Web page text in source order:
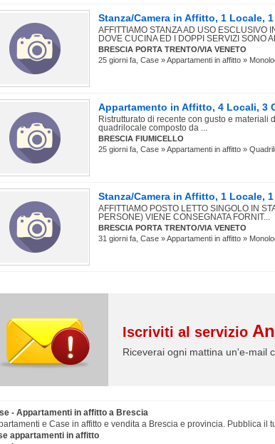
Stanza/Camera in Affitto, 1 Locale, 1
AFFITTIAMO STANZA AD USO ESCLUSIVO
DOVE CUCINA ED I DOPPI SERVIZI SONO
BRESCIA PORTA TRENTO/VIA VENETO
25 giorni fa, Case » Appartamenti in affitto »
Appartamento in Affitto, 4 Locali, 3
Ristrutturato di recente con gusto e materiali
quadrilocale composto da ...
BRESCIA FIUMICELLO
25 giorni fa, Case » Appartamenti in affitto »
Stanza/Camera in Affitto, 1 Locale, 1
AFFITTIAMO POSTO LETTO SINGOLO IN
PERSONE) VIENE CONSEGNATA FORNIT...
BRESCIA PORTA TRENTO/VIA VENETO
31 giorni fa, Case » Appartamenti in affitto »
Iscriviti al servizio
Riceverai ogni mattina un'e-mail
- Appartamenti in affitto a Brescia
e Case in affitto e vendita a Brescia e provincia. Pubblica il
appartamenti in affitto